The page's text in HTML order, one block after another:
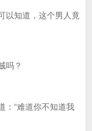
知道，这个男人竟
吗？
“难道你不知道我